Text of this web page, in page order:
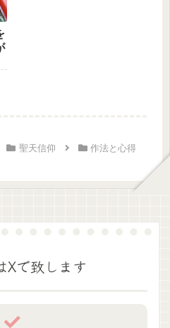
聖天信仰 作法と心得
Xで致します